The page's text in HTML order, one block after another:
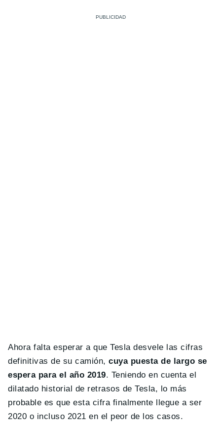
Ahora falta esperar a que Tesla desvele las cifras
definitivas de su camión,cuya puesta de largo se
espera para el año 2019. Teniendo en cuenta el
dilatado historial de retrasos de Tesla, lo más
probable es que esta cifra finalmente llegue a ser
2020 o incluso 2021 en el peor de los casos.